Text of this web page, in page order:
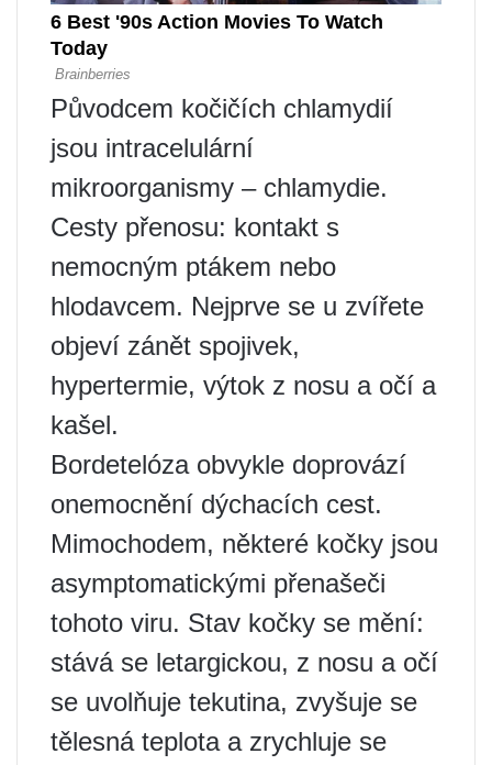
Původcem kočičích chlamydií
jsou intracelulární
mikroorganismy – chlamydie.
Cesty přenosu: kontakt s
nemocným ptákem nebo
hlodavcem. Nejprve se u zvířete
objeví zánět spojivek,
hypertermie, výtok z nosu a očí a
kašel.
Bordetelóza obvykle doprovází
onemocnění dýchacích cest.
Mimochodem, některé kočky jsou
asymptomatickými přenašeči
tohoto viru. Stav kočky se mění:
stává se letargickou, z nosu a očí
se uvolňuje tekutina, zvyšuje se
tělesná teplota a zrychluje se